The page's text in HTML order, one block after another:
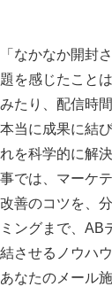
なかなか開封
を感じたこと
たり、配信時
当に成果に結
を科学的に解
では、マーケ
善のコツを、
ングまで、AB
させるノウハ
なたのメール